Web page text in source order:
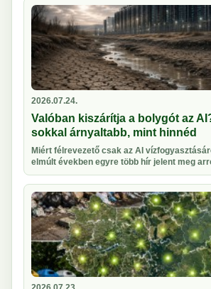
2026.07.24.
Valóban kiszárítja a bolygót az
sokkal árnyaltabb, mint hinnéd
Miért félrevezető csak az AI
elmúlt években egyre több hír jelent meg